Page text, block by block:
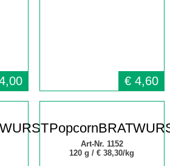
€ 4,60
Art-Nr. 1152
120 g /€ 38,30/kg